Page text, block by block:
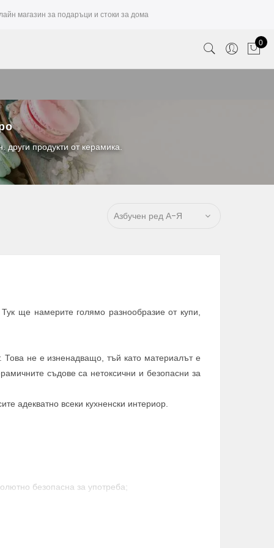
магазин за подаръци и стоки за дома
0
продукти от керамика.
ще намерите голямо разнообразие от купи,
Това не е изненадващо, тъй като материалът е
съдове са нетоксични и безопасни за
адекватно всеки кухненски интериор.
безопасна за употреба;